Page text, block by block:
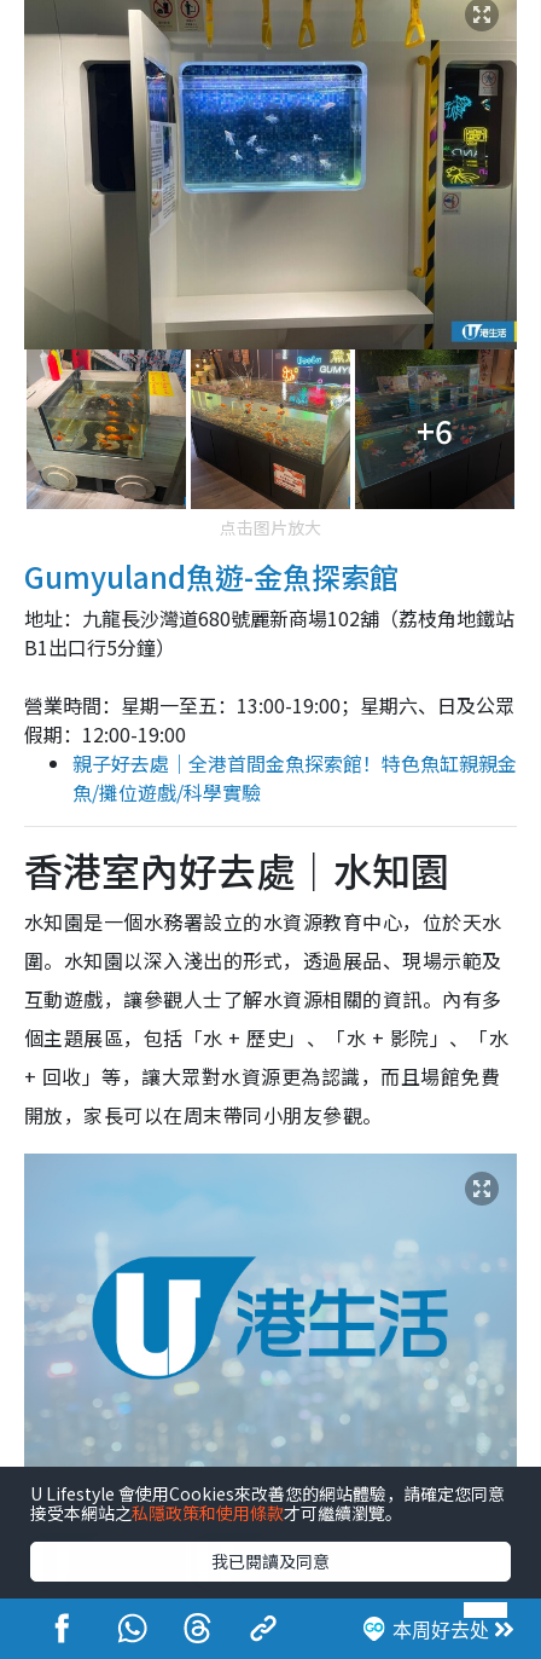
+6
点击图片放大
Gumyuland魚遊-金魚探索館
地址：九龍長沙灣道680號麗新商場102舖（荔枝角地鐵站
B1出口行5分鐘）
營業時間：星期一至五：13:00-19:00；星期六、日及公眾
假期：12:00-19:00
親子好去處｜全港首間金魚探索館！特色魚缸親親金
魚/攤位遊戲/科學實驗
香港室內好去處｜水知園
水知園是一個水務署設立的水資源教育中心，位於天水
圍。水知園以深入淺出的形式，透過展品、現場示範及
互動遊戲，讓參觀人士了解水資源相關的資訊。內有多
個主題展區，包括「水 + 歷史」、「水 + 影院」、「水
+ 回收」等，讓大眾對水資源更為認識，而且場館免費
開放，家長可以在周末帶同小朋友參觀。
本周好去处
U Lifestyle 會使用Cookies來改善您的網站體驗，請確定您同意
接受本網站之私隱政策和使用條款才可繼續瀏覽。
我已閱讀及同意